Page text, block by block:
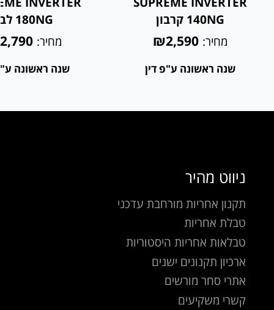
140NG קרבון
מחיר: ₪2,590
שנה ראשונה ע"פ דין
180NG לבן
מחיר:
שנה ראשונה
ניווט מהיר
תקנון אחריות מורחבת עדכני
טבלת אחריות
טבלאות אחריות היסטוריות
ארכיון תקנונים ישנים
אתרי סחר מורשים
קשרי משקיעים